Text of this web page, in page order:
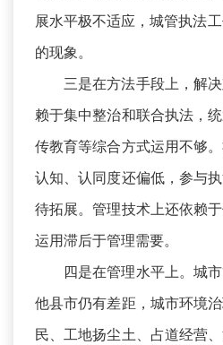
展水平极不适应，城管执法
的现象。
三是在方法手段上，解
赖于集中整治和联合执法，
传教育等综合方式运用不够
认知、认同度还偏低，参与
待拓展。管理技术上还依赖
运用滞后于管理需要。
四是在管理水平上。城
他县市仍有差距，城市环境
民、工地扬尘土、占道经营